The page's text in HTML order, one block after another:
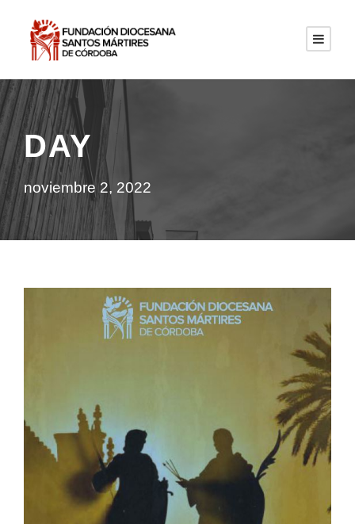
DAY
noviembre 2, 2022